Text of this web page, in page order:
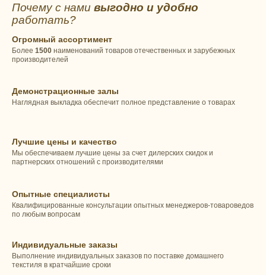
Почему с нами выгодно и удобно
работать?
Огромный ассортимент
Более 1500 наименований товаров отечественных и зарубежных
производителей
Демонстрационные залы
Наглядная выкладка обеспечит полное представление о товарах
Лучшие цены и качество
Мы обеспечиваем лучшие цены за счет дилерских скидок и
партнерских отношений с производителями
Опытные специалисты
Квалифицированные консультации опытных менеджеров-товароведов
по любым вопросам
Индивидуальные заказы
Выполнение индивидуальных заказов по поставке домашнего
текстиля в кратчайшие сроки